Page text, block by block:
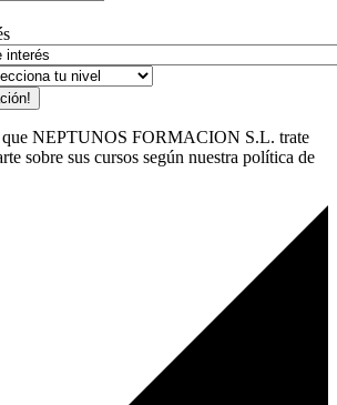
que NEPTUNOS FORMACION S.L. trate
sobre sus cursos según nuestra política de